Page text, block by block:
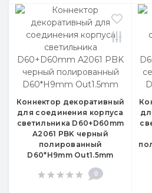
Коннектор декоративный
для соединения корпуса
светильника D60+D60mm
A2061 PBK черный
полированный
D60*H9mm Out1.5mm
0